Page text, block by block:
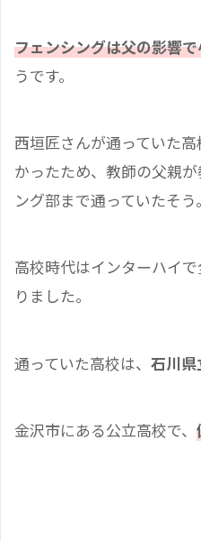
フェンシングは父の影響
うです。
西垣匠さんが通っていた
かったため、教師の父親
ング部まで通っていたそう。
高校時代はインターハイ
りました。
通っていた高校は、 石川
金沢市にある公立高校で、